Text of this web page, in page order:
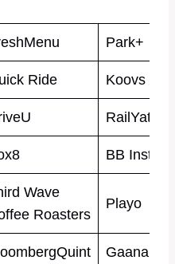
Park+
Ride Koovs
RailYatri
BB Instant
Wave
Roasters
Playo
Gaana